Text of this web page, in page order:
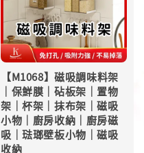
【M1068】磁吸調味料架
｜保鮮膜｜砧板架｜置物
架｜杯架｜抹布架｜磁吸
小物｜廚房收納｜廚房磁
吸｜琺瑯壁板小物｜磁吸
收納